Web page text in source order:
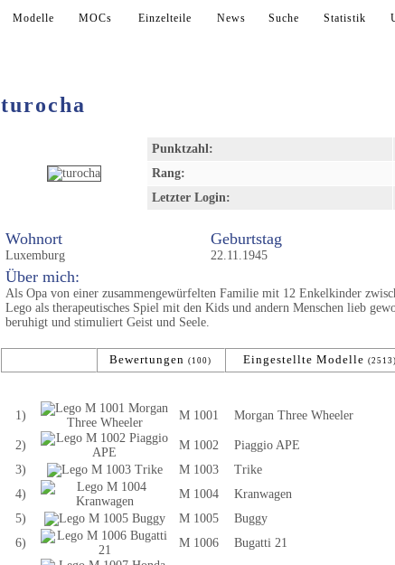
Modelle MOCs Einzelteile News Suche Statistik
turocha
Punktzahl:
Rang:
Letzter Login:
Wohnort
Luxemburg
Geburtstag
22.11.1945
Über mich:
Als Opa von einer zusammengewürfelten Familie mit 12 Enkelkinder
Lego als therapeutisches Spiel mit den Kids und andern Menschen lieb
beruhigt und stimuliert Geist und Seele.
Bewertungen (100) Eingestellte Modelle (2513)
1)
M 1001 Morgan Three Wheeler
2) M 1002 Piaggio APE
3)
M 1003 Trike
4)
M 1004 Kranwagen
5)
M 1005 Buggy
6)
M 1006 Bugatti 21